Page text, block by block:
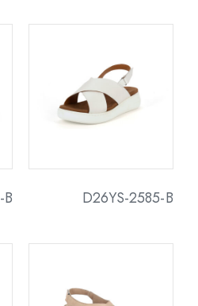
D26YS-2585-B